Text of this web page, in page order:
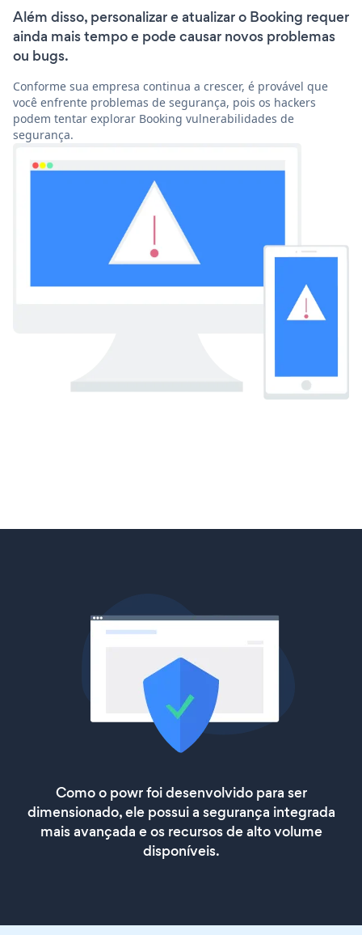
Além disso, personalizar e atualizar o Booking requer
ainda mais tempo e pode causar novos problemas
ou bugs.
Conforme sua empresa continua a crescer, é provável que
você enfrente problemas de segurança, pois os hackers
podem tentar explorar Booking vulnerabilidades de
segurança.
Como o powr foi desenvolvido para ser
dimensionado, ele possui a segurança integrada
mais avançada e os recursos de alto volume
disponíveis.